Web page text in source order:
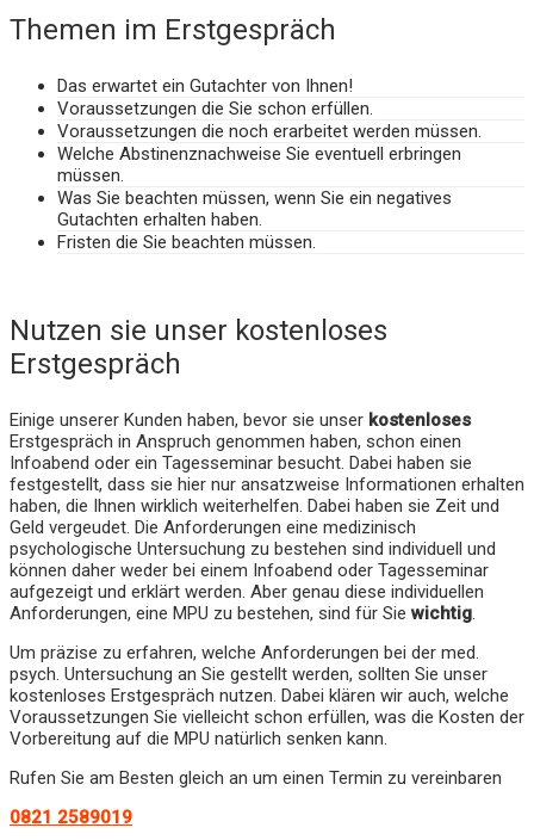
Themen im Erstgespräch
Das erwartet ein Gutachter von Ihnen!
Voraussetzungen die Sie schon erfüllen.
Voraussetzungen die noch erarbeitet werden müssen.
Welche Abstinenznachweise Sie eventuell erbringen
müssen.
Was Sie beachten müssen, wenn Sie ein negatives
Gutachten erhalten haben.
Fristen die Sie beachten müssen.
Nutzen sie unser kostenloses
Erstgespräch
Einige unserer Kunden haben, bevor sie unser kostenloses
Erstgespräch in Anspruch genommen haben, schon einen
Infoabend oder ein Tagesseminar besucht. Dabei haben sie
festgestellt, dass sie hier nur ansatzweise Informationen erhalten
haben, die Ihnen wirklich weiterhelfen. Dabei haben sie Zeit und
Geld vergeudet. Die Anforderungen eine medizinisch
psychologische Untersuchung zu bestehen sind individuell und
können daher weder bei einem Infoabend oder Tagesseminar
aufgezeigt und erklärt werden. Aber genau diese individuellen
Anforderungen, eine MPU zu bestehen, sind für Siewichtig.
Um präzise zu erfahren, welche Anforderungen bei der med.
psych. Untersuchung an Sie gestellt werden, sollten Sie unser
kostenloses Erstgespräch nutzen. Dabei klären wir auch, welche
Voraussetzungen Sie vielleicht schon erfüllen, was die Kosten der
Vorbereitung auf die MPU natürlich senken kann.
Rufen Sie am Besten gleich an um einen Termin zu vereinbaren
0821 2589019